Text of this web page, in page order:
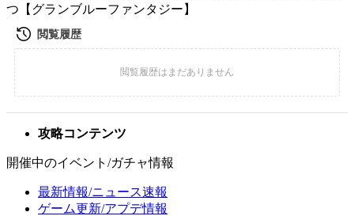
つ【グランブルーファンタジー】
攻略コンテンツ
開催中のイベント/ガチャ情報
最新情報/ニュース速報
ゲーム更新/アプデ情報